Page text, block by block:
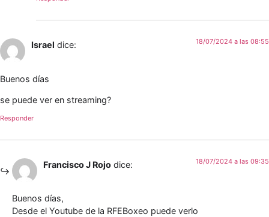
Israel dice: 18/07/2024 a las 08:55
Buenos días
se puede ver en streaming?
Responder
Francisco J Rojo dice: 18/07/2024 a las 09:35
Buenos días,
Desde el Youtube de la RFEBoxeo puede verlo